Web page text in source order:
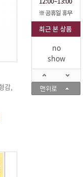
no
show